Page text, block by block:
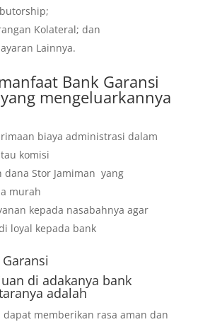
Kolateral; dan
Lainnya.
Bank Garansi
mengeluarkannya
biaya administrasi dalam
komisi
dana Stor Jamiman yang
murah
kepada nasabahnya agar
loyal kepada bank
di adakanya bank
adalah
dapat memberikan rasa aman dan